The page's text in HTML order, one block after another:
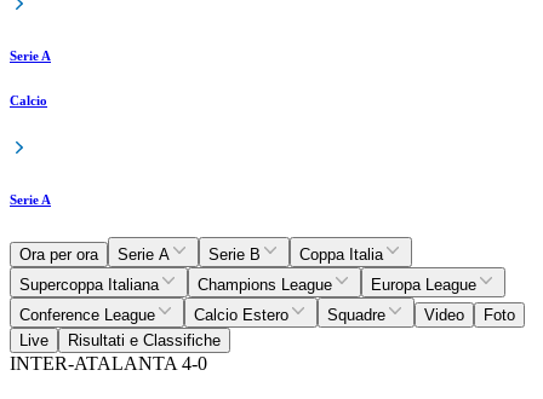
Serie A
Calcio
Serie A
Ora per ora Serie A Serie B
Coppa Italia
Supercoppa Italiana
Champions League
Europa League
Conference League
Calcio Estero Squadre Video
Foto
Live
Risultati e Classifiche
INTER-ATALANTA 4-0